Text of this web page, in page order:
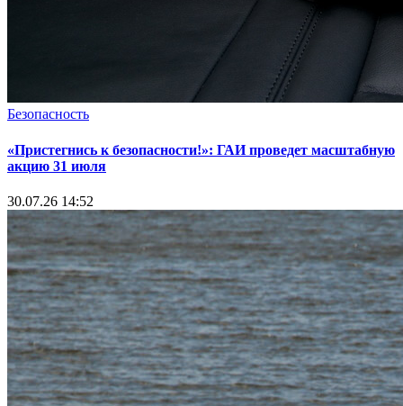
Безопасность
«Пристегнись к безопасности!»: ГАИ проведет масштабную
акцию 31 июля
30.07.26 14:52